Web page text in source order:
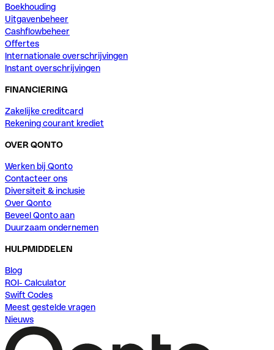
Boekhouding
Uitgavenbeheer
Cashflowbeheer
Offertes
Internationale overschrijvingen
Instant overschrijvingen
FINANCIERING
Zakelijke creditcard
Rekening courant krediet
OVER QONTO
Werken bij Qonto
Contacteer ons
Diversiteit & inclusie
Over Qonto
Beveel Qonto aan
Duurzaam ondernemen
HULPMIDDELEN
Blog
ROI- Calculator
Swift Codes
Meest gestelde vragen
Nieuws